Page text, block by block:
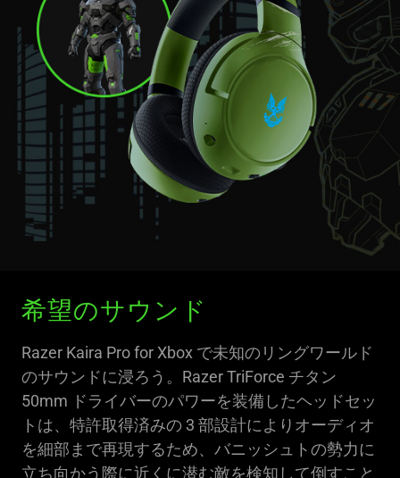
希望のサウンド
Razer Kaira Pro for Xbox で未知のリングワールド
のサウンドに浸ろう。Razer TriForce チタン
50mm ドライバーのパワーを装備したヘッドセッ
トは、特許取得済みの 3 部設計によりオーディオ
を細部まで再現するため、バニッシュトの勢力に
立ち向かう際に近くに潜む敵を検知して倒すこと